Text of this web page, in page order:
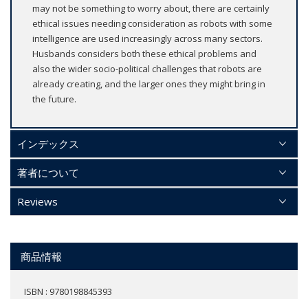
may not be something to worry about, there are certainly
ethical issues needing consideration as robots with some
intelligence are used increasingly across many sectors.
Husbands considers both these ethical problems and
also the wider socio-political challenges that robots are
already creating, and the larger ones they might bring in
the future.
インデックス
著者について
Reviews
商品情報
ISBN : 9780198845393